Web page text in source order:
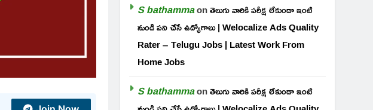
S bathammaonతెలుగు వారికి పరీక్ష లేకుండా ఇంటి
నుండి పని చేసే ఉద్యోగాలు | Welocalize Ads Quality
Rater – Telugu Jobs | Latest Work From
Home Jobs
S bathammaonతెలుగు వారికి పరీక్ష లేకుండా ఇంటి